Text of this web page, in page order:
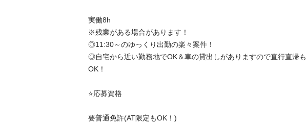
実働8h
※残業がある場合があります！
◎11:30～のゆっくり出勤の楽々案件！
◎自宅から近い勤務地でOK＆車の貸出しがありますので直行直帰も
OK！
⭐️応募資格
要普通免許(AT限定もOK！)